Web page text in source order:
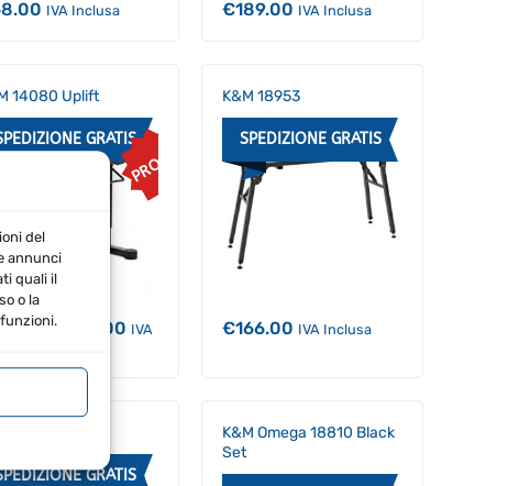
del
annunci
quali il
o la
IVA Inclusa €189.00 IVA Inclusa
14080 Uplift
GRATIS
PROMO
Il
originale
€ 264.00 IlIVA
K&M 18953
SPEDIZIONE GRATIS
€166.00 IVA Inclusa
GRATIS
K&M Omega 18810 Black
Set